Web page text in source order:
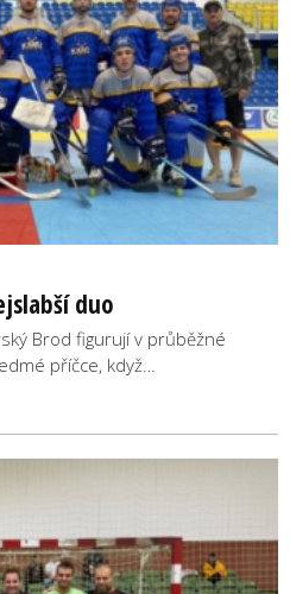
duo
Brod figurují v průběžné
příčce, když…